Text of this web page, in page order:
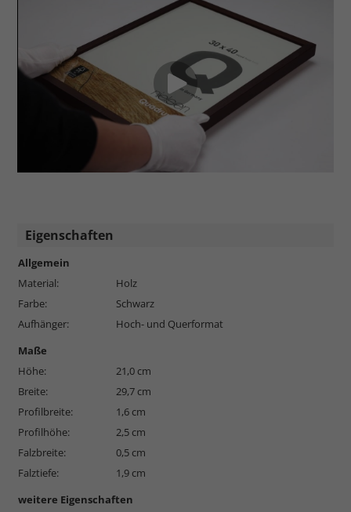
Eigenschaften
Allgemein
Material:
Holz
Farbe:
Schwarz
Aufhänger:
Hoch- und Querformat
Maße
Höhe:
21,0 cm
Breite:
29,7 cm
Profilbreite:
1,6 cm
Profilhöhe:
2,5 cm
Falzbreite:
0,5 cm
Falztiefe:
1,9 cm
weitere Eigenschaften